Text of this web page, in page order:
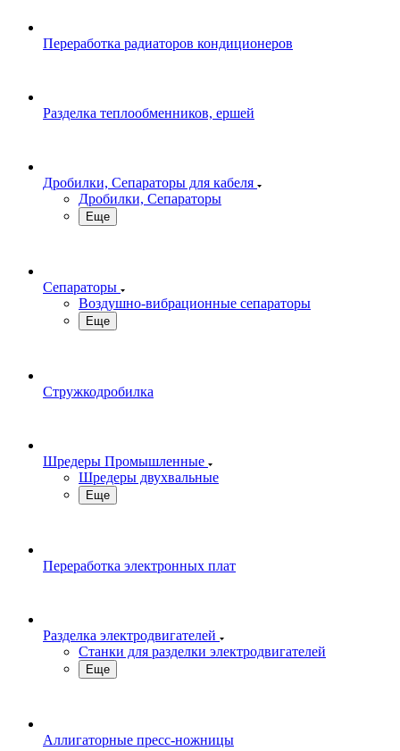
Переработка радиаторов кондиционеров
Разделка теплообменников, ершей
Дробилки, Сепараторы для кабеля
Дробилки, Сепараторы
Еще
Сепараторы
Воздушно-вибрационные сепараторы
Еще
Стружкодробилка
Шредеры Промышленные
Шредеры двухвальные
Еще
Переработка электронных плат
Разделка электродвигателей
Станки для разделки электродвигателей
Еще
Аллигаторные пресс-ножницы